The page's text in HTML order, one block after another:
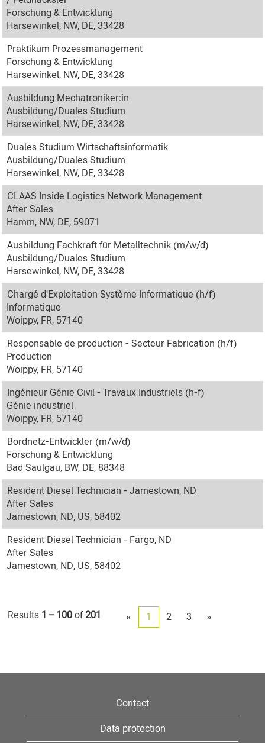
Forschung & Entwicklung
Harsewinkel, NW, DE, 33428
Praktikum Prozessmanagement
Forschung & Entwicklung
Harsewinkel, NW, DE, 33428
Ausbildung Mechatroniker:in
Ausbildung/Duales Studium
Harsewinkel, NW, DE, 33428
Duales Studium Wirtschaftsinformatik
Ausbildung/Duales Studium
Harsewinkel, NW, DE, 33428
CLAAS Inside Logistics Network Management
After Sales
Hamm, NW, DE, 59071
Ausbildung Fachkraft für Metalltechnik (m/w/d)
Ausbildung/Duales Studium
Harsewinkel, NW, DE, 33428
Chargé d'Exploitation Système Informatique (h/f)
Informatique
Woippy, FR, 57140
Responsable de production - Secteur Fabrication (h/f)
Production
Woippy, FR, 57140
Ingénieur Génie Civil - Travaux Industriels (h-f)
Génie industriel
Woippy, FR, 57140
Bordnetz-Entwickler (m/w/d)
Forschung & Entwicklung
Bad Saulgau, BW, DE, 88348
Resident Diesel Technician - Jamestown, ND
After Sales
Jamestown, ND, US, 58402
Resident Diesel Technician - Fargo, ND
After Sales
Jamestown, ND, US, 58402
Results 1 – 100 of201 « 1 2 3 »
Contact
Data protection